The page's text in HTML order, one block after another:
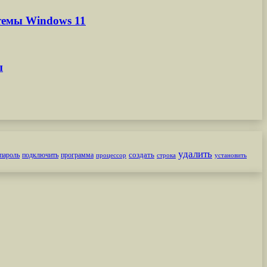
Windows 11
пароль подключить программа процессор создать строка удалить установить